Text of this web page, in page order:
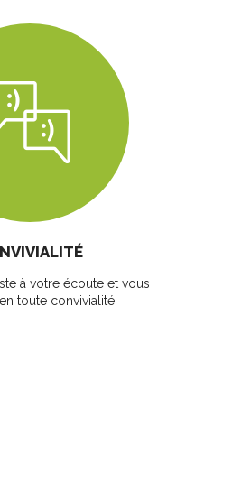
à votre écoute et vous
toute convivialité.